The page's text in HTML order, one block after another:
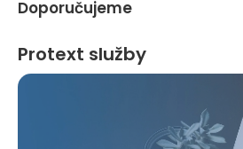
Doporučujeme
Protext služby